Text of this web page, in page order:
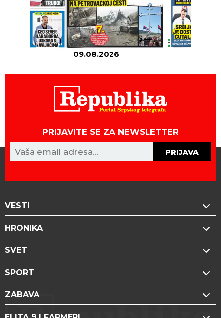
09.08.2026
PRIJAVITE SE ZA NEWSLETTER
PRIJAVA
VESTI
HRONIKA
SVET
SPORT
ZABAVA